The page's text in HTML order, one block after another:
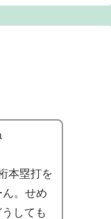
本塁打を
。せめ
しても